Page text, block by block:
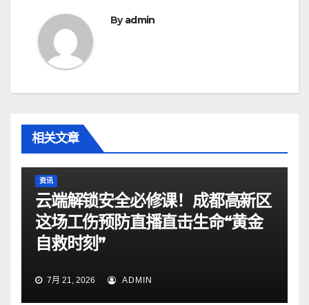
Byadmin
相关文章
资讯
云端解锁安全必修课！成都高新区
这场工伤预防直播直击生命“黄金
自救时刻”
7月 21, 2026 ADMIN